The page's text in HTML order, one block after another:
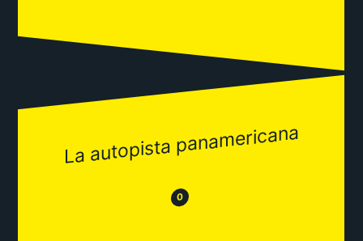
La autopista panamericana
😒 0 😂